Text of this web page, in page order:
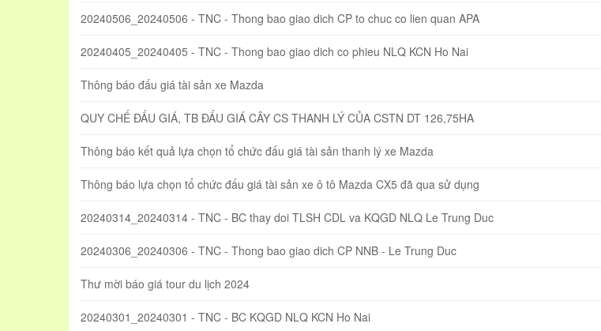
20240506_20240506 - TNC - Thong bao giao dich CP to chuc co lien quan APA
20240405_20240405 - TNC - Thong bao giao dich co phieu NLQ KCN Ho Nai
Thông báo đấu giá tài sản xe Mazda
QUY CHẾ ĐẤU GIÁ, TB ĐẤU GIÁ CÂY CS THANH LÝ CỦA CSTN DT 126,75HA
Thông báo kết quả lựa chọn tổ chức đấu giá tài sản thanh lý xe Mazda
Thông báo lựa chọn tổ chức đấu giá tài sản xe ô tô Mazda CX5 đã qua sử dụng
20240314_20240314 - TNC - BC thay doi TLSH CDL va KQGD NLQ Le Trung Duc
20240306_20240306 - TNC - Thong bao giao dich CP NNB - Le Trung Duc
Thư mời báo giá tour du lịch 2024
20240301_20240301 - TNC - BC KQGD NLQ KCN Ho Nai